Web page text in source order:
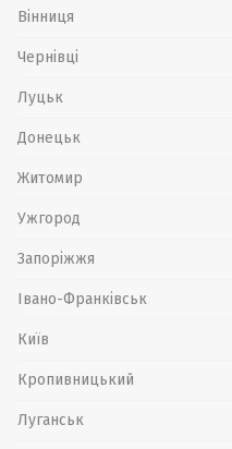
Вінниця
Чернівці
Луцьк
Донецьк
Житомир
Ужгород
Запоріжжя
Івано-Франківськ
Київ
Кропивницький
Луганськ